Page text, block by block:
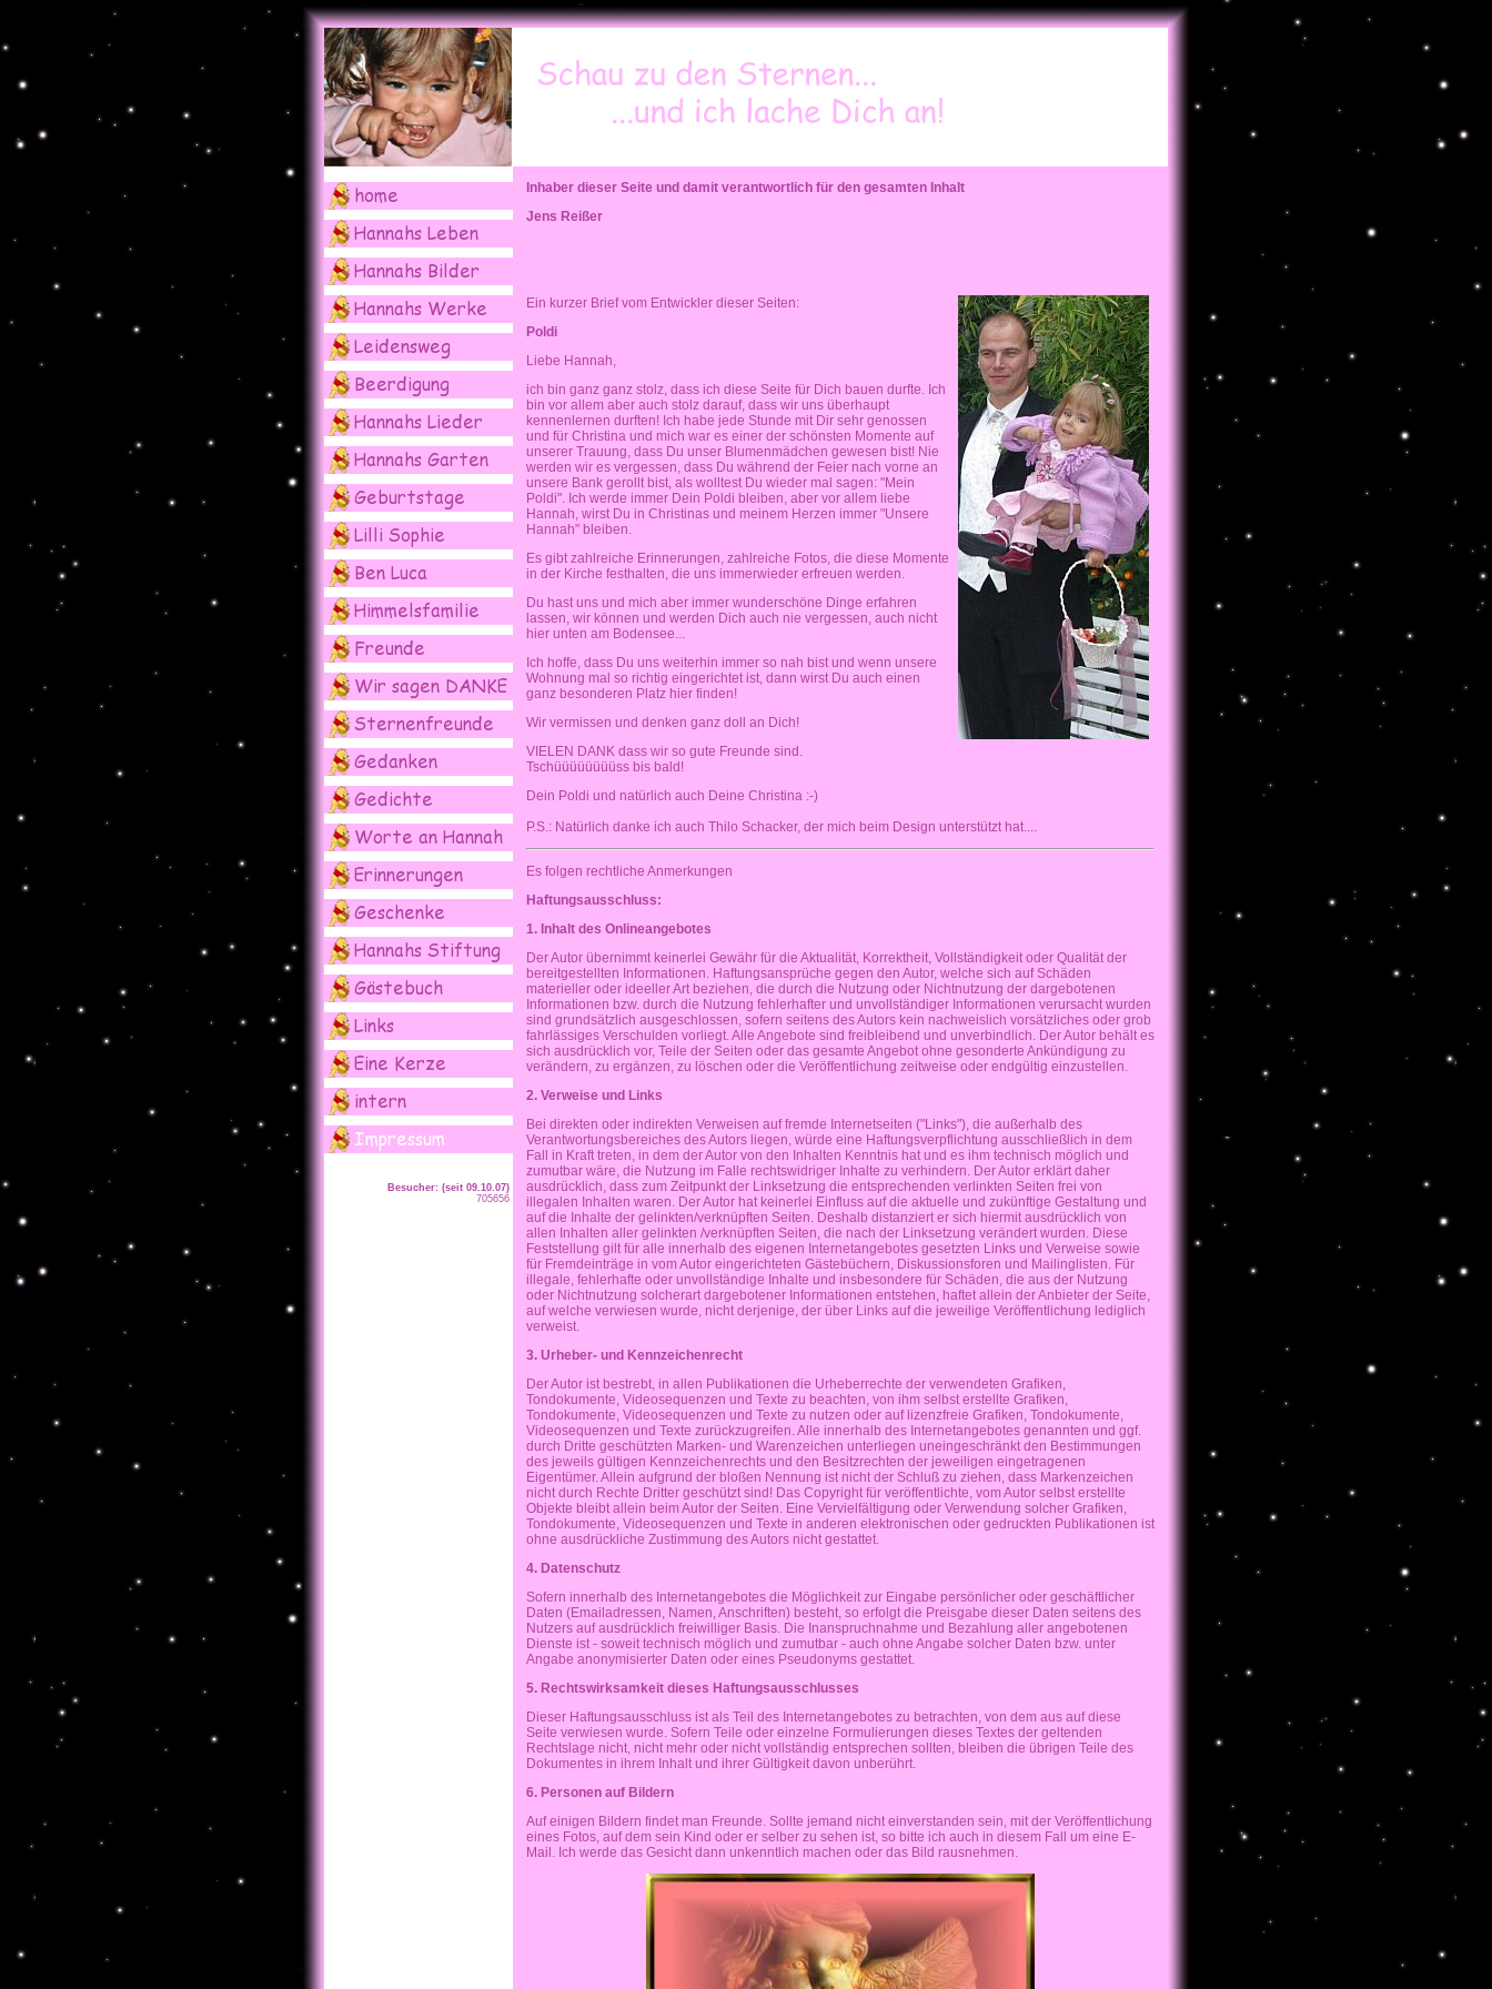
Besucher: (seit 09.10.07)
705656
Inhaber dieser Seite und damit verantwortlich für den gesamten Inhalt
Jens Reißer
Ein kurzer Brief vom Entwickler dieser Seiten:
Poldi
Liebe Hannah,
ich bin ganz ganz stolz, dass ich diese Seite für Dich bauen durfte. Ich
bin vor allem aber auch stolz darauf, dass wir uns überhaupt
kennenlernen durften! Ich habe jede Stunde mit Dir sehr genossen
und für Christina und mich war es einer der schönsten Momente auf
unserer Trauung, dass Du unser Blumenmädchen gewesen bist! Nie
werden wir es vergessen, dass Du während der Feier nach vorne an
unsere Bank gerollt bist, als wolltest Du wieder mal sagen: "Mein
Poldi". Ich werde immer Dein Poldi bleiben, aber vor allem liebe
Hannah, wirst Du in Christinas und meinem Herzen immer "Unsere
Hannah" bleiben.
Es gibt zahlreiche Erinnerungen, zahlreiche Fotos, die diese Momente
in der Kirche festhalten, die uns immerwieder erfreuen werden.
Du hast uns und mich aber immer wunderschöne Dinge erfahren
lassen, wir können und werden Dich auch nie vergessen, auch nicht
hier unten am Bodensee...
Ich hoffe, dass Du uns weiterhin immer so nah bist und wenn unsere
Wohnung mal so richtig eingerichtet ist, dann wirst Du auch einen
ganz besonderen Platz hier finden!
Wir vermissen und denken ganz doll an Dich!
VIELEN DANK dass wir so gute Freunde sind.
Tschüüüüüüüüss bis bald!
Dein Poldi und natürlich auch Deine Christina :-)
P.S.: Natürlich danke ich auch Thilo Schacker, der mich beim Design unterstützt hat....
Es folgen rechtliche Anmerkungen
Haftungsausschluss:
1. Inhalt des Onlineangebotes
Der Autor übernimmt keinerlei Gewähr für die Aktualität, Korrektheit, Vollständigkeit oder Qualität der
bereitgestellten Informationen. Haftungsansprüche gegen den Autor, welche sich auf Schäden
materieller oder ideeller Art beziehen, die durch die Nutzung oder Nichtnutzung der dargebotenen
Informationen bzw. durch die Nutzung fehlerhafter und unvollständiger Informationen verursacht wurden
sind grundsätzlich ausgeschlossen, sofern seitens des Autors kein nachweislich vorsätzliches oder grob
fahrlässiges Verschulden vorliegt. Alle Angebote sind freibleibend und unverbindlich. Der Autor behält es
sich ausdrücklich vor, Teile der Seiten oder das gesamte Angebot ohne gesonderte Ankündigung zu
verändern, zu ergänzen, zu löschen oder die Veröffentlichung zeitweise oder endgültig einzustellen.
2. Verweise und Links
Bei direkten oder indirekten Verweisen auf fremde Internetseiten ("Links"), die außerhalb des
Verantwortungsbereiches des Autors liegen, würde eine Haftungsverpflichtung ausschließlich in dem
Fall in Kraft treten, in dem der Autor von den Inhalten Kenntnis hat und es ihm technisch möglich und
zumutbar wäre, die Nutzung im Falle rechtswidriger Inhalte zu verhindern. Der Autor erklärt daher
ausdrücklich, dass zum Zeitpunkt der Linksetzung die entsprechenden verlinkten Seiten frei von
illegalen Inhalten waren. Der Autor hat keinerlei Einfluss auf die aktuelle und zukünftige Gestaltung und
auf die Inhalte der gelinkten/verknüpften Seiten. Deshalb distanziert er sich hiermit ausdrücklich von
allen Inhalten aller gelinkten /verknüpften Seiten, die nach der Linksetzung verändert wurden. Diese
Feststellung gilt für alle innerhalb des eigenen Internetangebotes gesetzten Links und Verweise sowie
für Fremdeinträge in vom Autor eingerichteten Gästebüchern, Diskussionsforen und Mailinglisten. Für
illegale, fehlerhafte oder unvollständige Inhalte und insbesondere für Schäden, die aus der Nutzung
oder Nichtnutzung solcherart dargebotener Informationen entstehen, haftet allein der Anbieter der Seite,
auf welche verwiesen wurde, nicht derjenige, der über Links auf die jeweilige Veröffentlichung lediglich
verweist.
3. Urheber- und Kennzeichenrecht
Der Autor ist bestrebt, in allen Publikationen die Urheberrechte der verwendeten Grafiken,
Tondokumente, Videosequenzen und Texte zu beachten, von ihm selbst erstellte Grafiken,
Tondokumente, Videosequenzen und Texte zu nutzen oder auf lizenzfreie Grafiken, Tondokumente,
Videosequenzen und Texte zurückzugreifen. Alle innerhalb des Internetangebotes genannten und ggf.
durch Dritte geschützten Marken- und Warenzeichen unterliegen uneingeschränkt den Bestimmungen
des jeweils gültigen Kennzeichenrechts und den Besitzrechten der jeweiligen eingetragenen
Eigentümer. Allein aufgrund der bloßen Nennung ist nicht der Schluß zu ziehen, dass Markenzeichen
nicht durch Rechte Dritter geschützt sind! Das Copyright für veröffentlichte, vom Autor selbst erstellte
Objekte bleibt allein beim Autor der Seiten. Eine Vervielfältigung oder Verwendung solcher Grafiken,
Tondokumente, Videosequenzen und Texte in anderen elektronischen oder gedruckten Publikationen ist
ohne ausdrückliche Zustimmung des Autors nicht gestattet.
4. Datenschutz
Sofern innerhalb des Internetangebotes die Möglichkeit zur Eingabe persönlicher oder geschäftlicher
Daten (Emailadressen, Namen, Anschriften) besteht, so erfolgt die Preisgabe dieser Daten seitens des
Nutzers auf ausdrücklich freiwilliger Basis. Die Inanspruchnahme und Bezahlung aller angebotenen
Dienste ist - soweit technisch möglich und zumutbar - auch ohne Angabe solcher Daten bzw. unter
Angabe anonymisierter Daten oder eines Pseudonyms gestattet.
5. Rechtswirksamkeit dieses Haftungsausschlusses
Dieser Haftungsausschluss ist als Teil des Internetangebotes zu betrachten, von dem aus auf diese
Seite verwiesen wurde. Sofern Teile oder einzelne Formulierungen dieses Textes der geltenden
Rechtslage nicht, nicht mehr oder nicht vollständig entsprechen sollten, bleiben die übrigen Teile des
Dokumentes in ihrem Inhalt und ihrer Gültigkeit davon unberührt.
6. Personen auf Bildern
Auf einigen Bildern findet man Freunde. Sollte jemand nicht einverstanden sein, mit der Veröffentlichung
eines Fotos, auf dem sein Kind oder er selber zu sehen ist, so bitte ich auch in diesem Fall um eine E-
Mail. Ich werde das Gesicht dann unkenntlich machen oder das Bild rausnehmen.